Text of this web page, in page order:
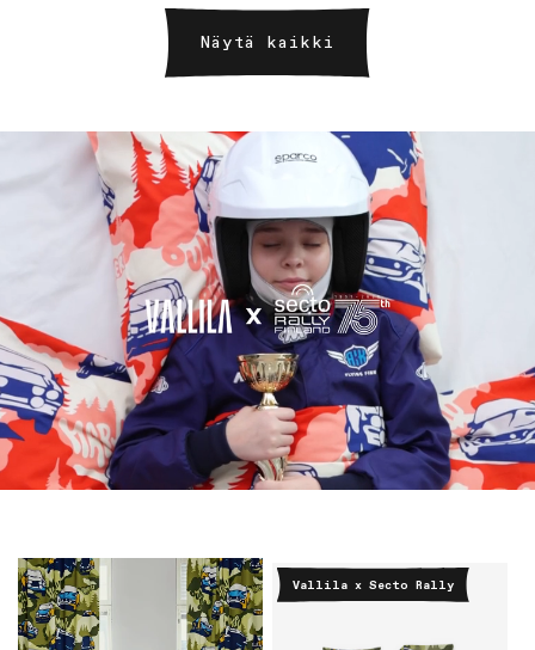
Näytä kaikki
Vallila x Secto Rally